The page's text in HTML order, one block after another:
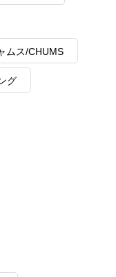
ムス/CHUMS
グ